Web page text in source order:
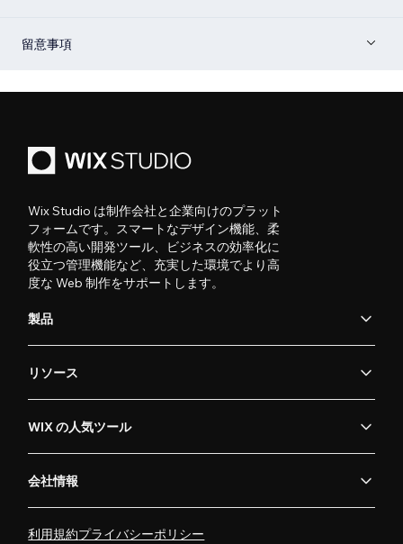
留意事項
Wix Studio は制作会社と企業向けのプラット
フォームです。スマートなデザイン機能、柔
軟性の高い開発ツール、ビジネスの効率化に
役立つ管理機能など、充実した環境でより高
度な Web 制作をサポートします。
製品
リソース
WIX の人気ツール
会社情報
利用規約プライバシーポリシー